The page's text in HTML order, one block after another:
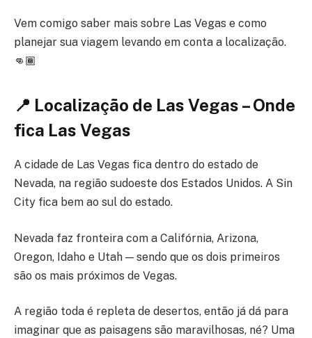
Vem comigo saber mais sobre Las Vegas e como
planejar sua viagem levando em conta a localização.
👊🏾
📍 Localização de Las Vegas – Onde
fica Las Vegas
A cidade de Las Vegas fica dentro do estado de
Nevada, na região sudoeste dos Estados Unidos. A Sin
City fica bem ao sul do estado.
Nevada faz fronteira com a Califórnia, Arizona,
Oregon, Idaho e Utah — sendo que os dois primeiros
são os mais próximos de Vegas.
A região toda é repleta de desertos, então já dá para
imaginar que as paisagens são maravilhosas, né? Uma